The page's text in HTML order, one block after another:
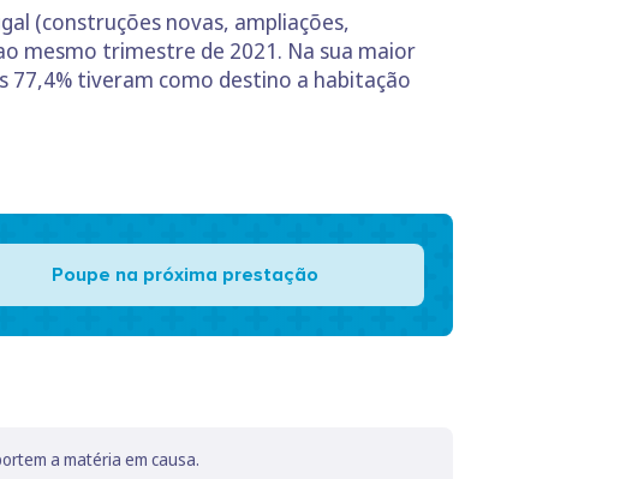
(construções novas, ampliações,
mesmo trimestre de 2021. Na sua maior
77,4% tiveram como destino a habitação
Poupe na próxima prestação
a matéria em causa.